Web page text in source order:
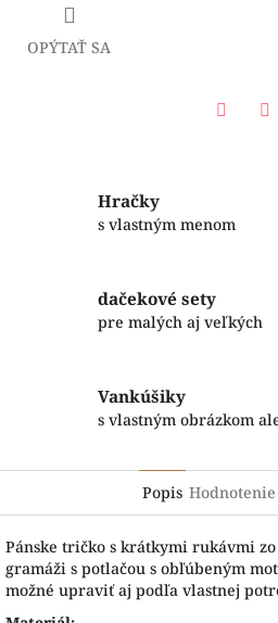
OPÝTAŤ SA
Hračky
s vlastným menom
dačekové sety
pre malých aj veľkých
Vankúšiky
s vlastným obrázkom
Popis Hodnotenie
Pánske tričko s krátkymi rukávmi
gramáži s potlačou s obľúbeným
možné upraviť aj podľa vlastnej